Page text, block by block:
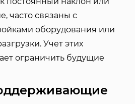
часто связаны с
оборудования или
Учет этих
ограничить будущие